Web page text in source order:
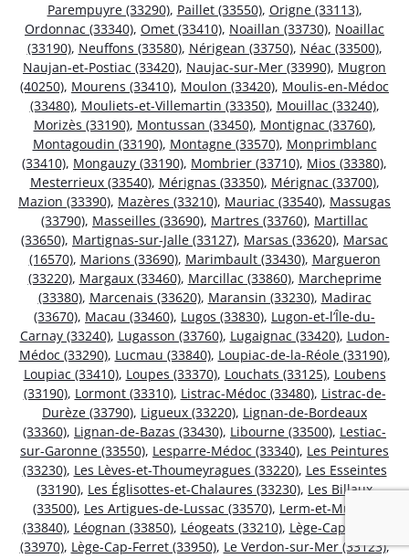
Parempuyre (33290), Paillet (33550), Origne (33113),
Ordonnac (33340), Omet (33410), Noaillan (33730), Noaillac
(33190), Neuffons (33580), Nérigean (33750), Néac (33500),
Naujan-et-Postiac (33420), Naujac-sur-Mer (33990), Mugron
(40250), Mourens (33410), Moulon (33420), Moulis-en-Médoc
(33480), Mouliets-et-Villemartin (33350), Mouillac (33240),
Morizès (33190), Montussan (33450), Montignac (33760),
Montagoudin (33190), Montagne (33570), Monprimblanc
(33410), Mongauzy (33190), Mombrier (33710), Mios (33380),
Mesterrieux (33540), Mérignas (33350), Mérignac (33700),
Mazion (33390), Mazères (33210), Mauriac (33540), Massugas
(33790), Masseilles (33690), Martres (33760), Martillac
(33650), Martignas-sur-Jalle (33127), Marsas (33620), Marsac
(16570), Marions (33690), Marimbault (33430), Margueron
(33220), Margaux (33460), Marcillac (33860), Marcheprime
(33380), Marcenais (33620), Maransin (33230), Madirac
(33670), Macau (33460), Lugos (33830), Lugon-et-l’Île-du-
Carnay (33240), Lugasson (33760), Lugaignac (33420), Ludon-
Médoc (33290), Lucmau (33840), Loupiac-de-la-Réole (33190),
Loupiac (33410), Loupes (33370), Louchats (33125), Loubens
(33190), Lormont (33310), Listrac-Médoc (33480), Listrac-de-
Durèze (33790), Ligueux (33220), Lignan-de-Bordeaux
(33360), Lignan-de-Bazas (33430), Libourne (33500), Lestiac-
sur-Garonne (33550), Lesparre-Médoc (33340), Les Peintures
(33230), Les Lèves-et-Thoumeyragues (33220), Les Esseintes
(33190), Les Églisottes-et-Chalaures (33230), Les Billaux
(33500), Les Artigues-de-Lussac (33570), Lerm-et-Musset
(33840), Léognan (33850), Léogeats (33210), Lège-Cap-Ferret
(33970), Lège-Cap-Ferret (33950), Le Verdon-sur-Mer (33123),